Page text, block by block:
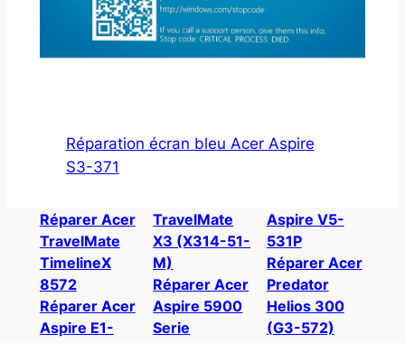
Réparation écran bleu Acer Aspire
S3-371
Réparer Acer
TravelMate
TimelineX
8572
Réparer Acer
Aspire E1-
TravelMate
X3 (X314-51-
M)
Réparer Acer
Aspire 5900
Serie
Aspire V5-
531P
Réparer Acer
Predator
Helios 300
(G3-572)